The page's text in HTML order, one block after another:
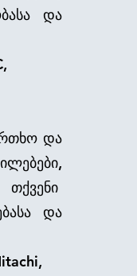
და
H3C,
და
და